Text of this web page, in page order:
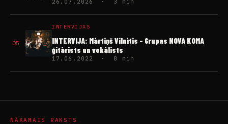
26.07.2026 · 3 min
05
INTERVIJAS
INTERVIJA: Mārtiņš Vilnītis – Grupas NOVA KOMA
ģitārists un vokālists
17.06.2022 · 8 min
NĀKAMAIS RAKSTS